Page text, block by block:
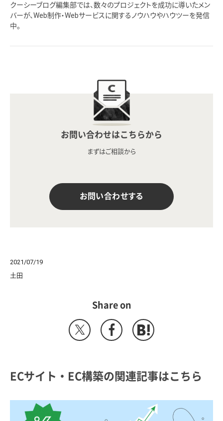
クーシーブログ編集部では、数々のプロジェクトを成功に導いたメン
バーが、Web制作・Webサービスに関するノウハウやハウツーを発信
中。
お問い合わせはこちらから
まずはご相談から
お問い合わせする
2021/07/19
土田
Share on
ECサイト・EC構築の関連記事はこちら